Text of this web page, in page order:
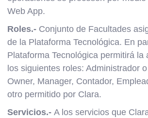
Web App.
Roles.- Conjunto de Facultades
de la Plataforma Tecnológica. En
Plataforma Tecnológica permitirá la
los siguientes roles: Administrador
Owner, Manager, Contador,
otro permitido por Clara.
Servicios.- A los servicios que